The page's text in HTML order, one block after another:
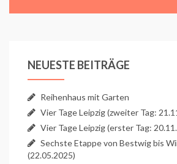
NEUESTE BEITRÄGE
Reihenhaus mit Garten
Vier Tage Leipzig (zweiter Tag:
Vier Tage Leipzig (erster Tag:
Sechste Etappe von Bestwig bis
(22.05.2025)